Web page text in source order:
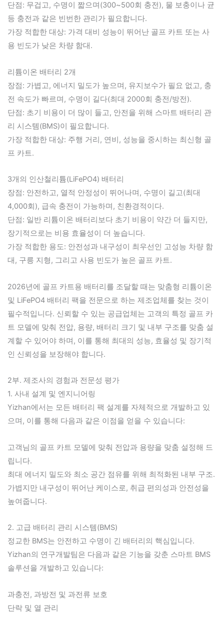
단점: 무겁고, 수명이 짧으며(300~500회 충전), 물 보충이나 균
등 충전과 같은 빈번한 관리가 필요합니다.
가장 적합한 대상: 가격 대비 성능이 뛰어난 골프 카트 또는 사
용 빈도가 낮은 차량 함대.
리튬이온 배터리 2개
장점: 가볍고, 에너지 밀도가 높으며, 유지보수가 필요 없고, 충
전 속도가 빠르며, 수명이 길다(최대 2000회 충전/방전).
단점: 초기 비용이 더 많이 들고, 안전을 위해 스마트 배터리 관
리 시스템(BMS)이 필요합니다.
가장 적합한 대상: 주행 거리, 연비, 성능을 중시하는 최신형 골
프 카트.
3개의 인산철리튬(LiFePO4) 배터리
장점: 안전하고, 열적 안정성이 뛰어나며, 수명이 길고(최대
4,000회), 급속 충전이 가능하며, 친환경적이다.
단점: 일반 리튬이온 배터리보다 초기 비용이 약간 더 들지만,
장기적으로는 비용 효율성이 더 높습니다.
가장 적합한 용도: 안전성과 내구성이 최우선인 고성능 차량 함
대, 구릉 지형, 그리고 사용 빈도가 높은 골프 카트.
2026년에 골프 카트용 배터리를 조달할 때는 맞춤형 리튬이온
및 LiFePO4 배터리 팩을 전문으로 하는 제조업체를 찾는 것이
필수적입니다. 신뢰할 수 있는 공급업체는 고객의 특정 골프 카
트 모델에 맞춰 전압, 용량, 배터리 크기 및 내부 구조를 맞춤 설
계할 수 있어야 하며, 이를 통해 최대의 성능, 효율성 및 장기적
인 신뢰성을 보장해야 합니다.
2부. 제조사의 경험과 전문성 평가
1. 사내 설계 및 엔지니어링
Yizhan에서는 모든 배터리 팩 설계를 자체적으로 개발하고 있
으며, 이를 통해 다음과 같은 이점을 얻을 수 있습니다:
고객님의 골프 카트 모델에 맞춰 전압과 용량을 맞춤 설정해 드
립니다.
최대 에너지 밀도와 최소 공간 점유를 위해 최적화된 내부 구조.
가볍지만 내구성이 뛰어난 케이스로, 취급 편의성과 안전성을
높여줍니다.
2. 고급 배터리 관리 시스템(BMS)
정교한 BMS는 안전하고 수명이 긴 배터리의 핵심입니다.
Yizhan의 연구개발팀은 다음과 같은 기능을 갖춘 스마트 BMS
솔루션을 개발하고 있습니다:
과충전, 과방전 및 과전류 보호
단락 및 열 관리